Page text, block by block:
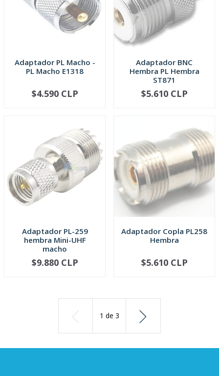
Adaptador PL Macho -
PL Macho E1318
AGOTADO
$4.590 CLP
Adaptador BNC
Hembra PL Hembra
ST871
AGOTADO
$5.610 CLP
Adaptador PL-259
hembra Mini-UHF
macho
AGOTADO
$9.880 CLP
Adaptador Copla PL258
Hembra
AGOTADO
$5.610 CLP
1 de 3